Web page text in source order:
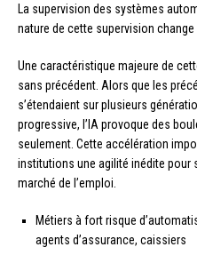
La supervision des systèmes
nature de cette supervision
Une caractéristique majeure de
sans précédent. Alors que les
s’étendaient sur plusieurs
progressive, l’IA provoque des
seulement. Cette accélération
institutions une agilité inédite pour
marché de l’emploi.
Métiers à fort risque
agents d’assurance, caissiers